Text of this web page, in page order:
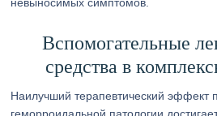
Вспомогательные
средства в
Наилучший терапевтический эффект